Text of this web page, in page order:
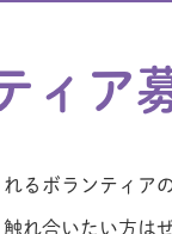
ィア
るボランティア
れ合いたい方は